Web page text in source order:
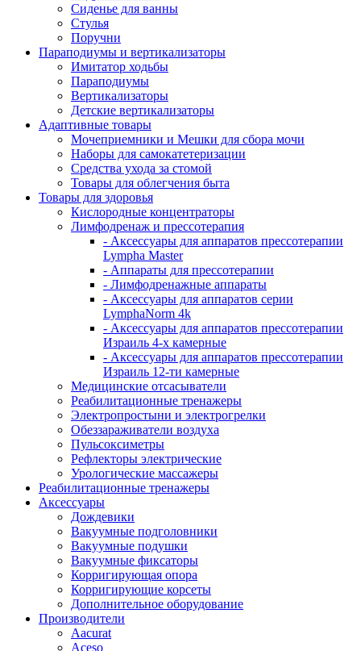
Сиденье для ванны
Стулья
Поручни
Параподиумы и вертикализаторы
Имитатор ходьбы
Параподиумы
Вертикализаторы
Детские вертикализаторы
Адаптивные товары
Мочеприемники и Мешки для сбора мочи
Наборы для самокатетеризации
Средства ухода за стомой
Товары для облегчения быта
Товары для здоровья
Кислородные концентраторы
Лимфодренаж и прессотерапия
- Аксессуары для аппаратов прессотерапии
Lympha Master
- Аппараты для прессотерапии
- Лимфодренажные аппараты
- Аксессуары для аппаратов серии
LymphaNorm 4k
- Аксессуары для аппаратов прессотерапии
Израиль 4-х камерные
- Аксессуары для аппаратов прессотерапии
Израиль 12-ти камерные
Медицинские отсасыватели
Реабилитационные тренажеры
Электропростыни и электрогрелки
Обеззараживатели воздуха
Пульсоксиметры
Рефлекторы электрические
Урологические массажеры
Реабилитационные тренажеры
Аксессуары
Дождевики
Вакуумные подголовники
Вакуумные подушки
Вакуумные фиксаторы
Корригирующая опора
Корригирующие корсеты
Дополнительное оборудование
Производители
Aacurat
Aceso